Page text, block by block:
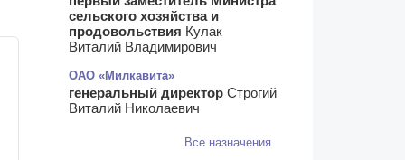
сельского хозяйства и
продовольствия Кулак
Виталий Владимирович
ОАО «Милкавита»
генеральный директор Строгий
Виталий Николаевич
Все назначения